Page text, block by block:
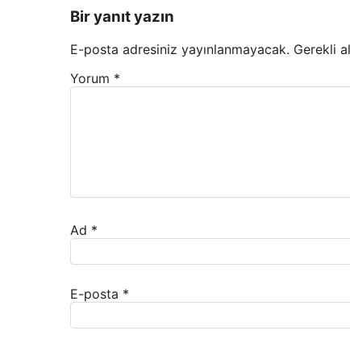
Bir yanıt yazın
E-posta adresiniz yayınlanmayacak. Gerekli
Yorum *
Ad *
E-posta *